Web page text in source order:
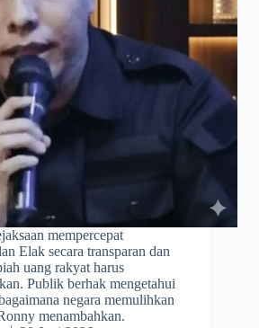
mempercepat
Elak secara transparan dan
uang rakyat harus
Publik berhak mengetahui
negara memulihkan
menambahkan.